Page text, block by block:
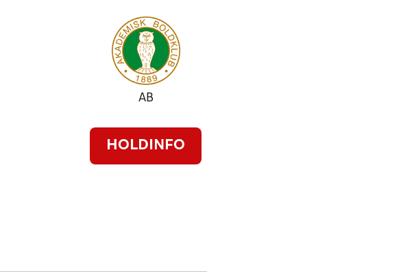
AB
HOLDINFO